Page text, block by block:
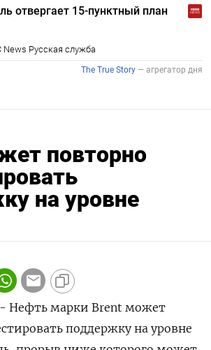
повторно
на уровне
- Нефть марки Brent может
поддержку на уровне